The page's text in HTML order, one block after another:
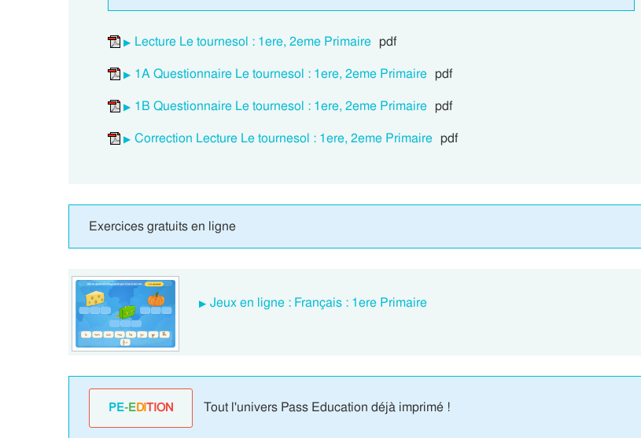
Lecture Le tournesol : 1ere, 2eme Primaire pdf
1A Questionnaire Le tournesol : 1ere, 2eme Primaire pdf
1B Questionnaire Le tournesol : 1ere, 2eme Primaire pdf
Correction Lecture Le tournesol : 1ere, 2eme Primaire pdf
Exercices gratuits en ligne
Jeux en ligne : Français : 1ere Primaire
PE-EDITION Tout l'univers Pass Education déjà imprimé !